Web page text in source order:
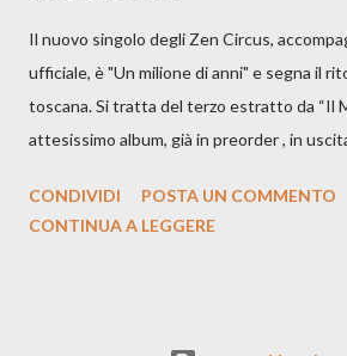
Il nuovo singolo degli Zen Circus,
ufficiale, è "Un milione di anni" e segna il
toscana. Si tratta del terzo estratto da “Il
attesissimo album, già in preorder , in
Records. GUARDA IL VIDEO: CREDITI
CONDIVIDI
POSTA UN COMMENTO
CONTINUA A LEGGERE